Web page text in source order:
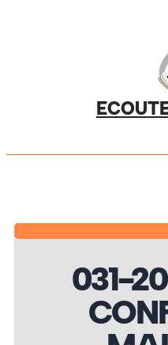
031-